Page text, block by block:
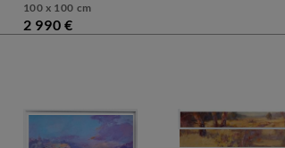
100 x 100 cm
2 990 €